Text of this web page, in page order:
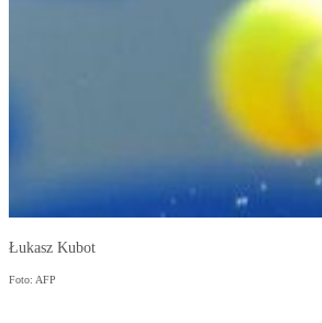
Łukasz Kubot
Foto: AFP